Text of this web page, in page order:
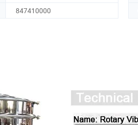
847410000